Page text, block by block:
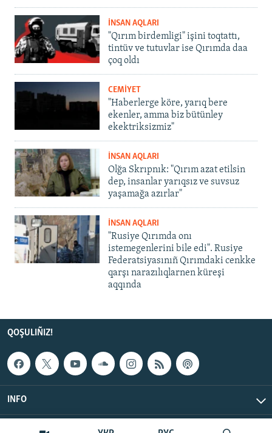
İNSAN AQLARI
"Qırım birdemligi" işini toqtattı,
tintüv ve tutuvlar ise Qırımda daa
çoq oldı
CEMİYET
"Haberlerge köre, yarıq bere
ekenler, amma biz bütünley
ekektriksizmiz"
İNSAN AQLARI
Olğa Skrıpnık: "Qırım azat etilsin
dep, insanlar yarıqsız ve suvsuz
yaşamağa azırlar"
İNSAN AQLARI
"Rusiye Qırımda onı
istemegenlerini bile edi". Rusiye
Federatsiyasınıñ Qırımdaki cenkke
qarşı narazılıqlarnen küreşi
aqqında
QOŞULIÑIZ!
INFO